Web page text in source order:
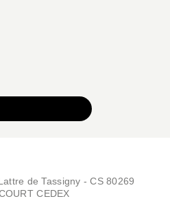
de Tassigny - CS 80269
CEDEX